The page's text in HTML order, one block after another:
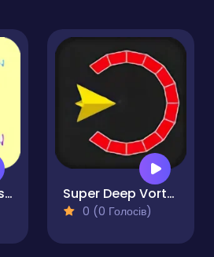
Alice and the Lost Candy Super Deep Vortex
0 (0 Голосів)